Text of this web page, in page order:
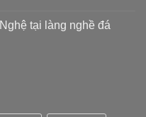
tại làng nghề đá